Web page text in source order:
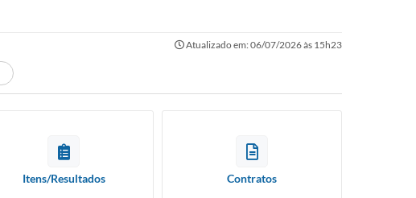
Atualizado em: 06/07/2026 às 15h23
Itens/Resultados Contratos